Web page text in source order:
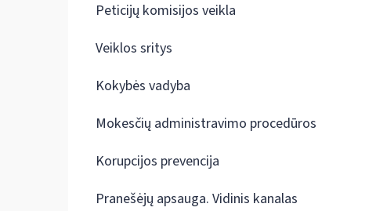
Peticijų komisijos veikla
Veiklos sritys
Kokybės vadyba
Mokesčių administravimo procedūros
Korupcijos prevencija
Pranešėjų apsauga. Vidinis kanalas